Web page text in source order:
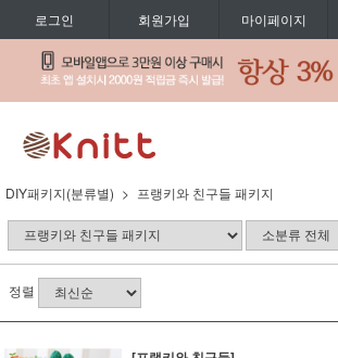
로그인 회원가입 마이페이지
DIY패키지(분류별) 프랭키와 친구들 패키지
정렬